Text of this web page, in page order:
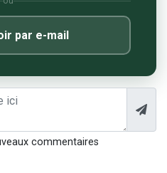
par e-mail
commentaires